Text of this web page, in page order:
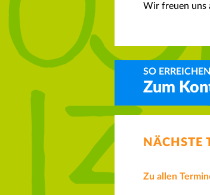
Wir freuen uns
SO
Zum
NÄCHSTE
Zu allen